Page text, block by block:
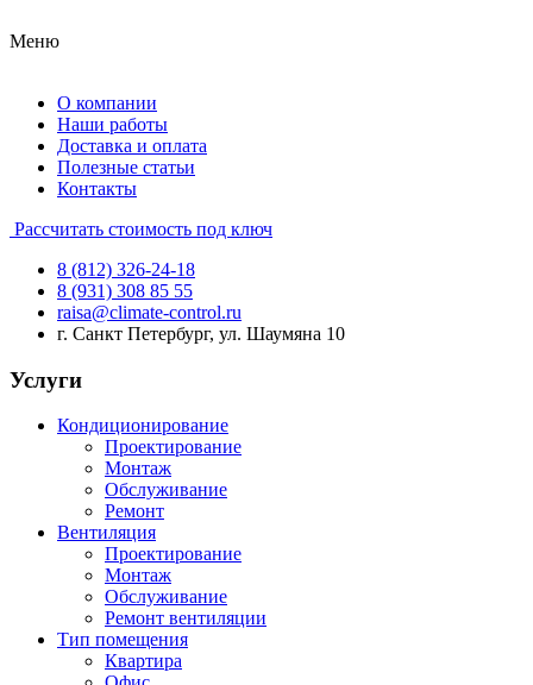
Меню
О компании
Наши работы
Доставка и оплата
Полезные статьи
Контакты
Рассчитать стоимость под ключ
8 (812) 326-24-18
8 (931) 308 85 55
raisa@climate-control.ru
г. Санкт Петербург, ул. Шаумяна 10
Услуги
Кондиционирование
Проектирование
Монтаж
Обслуживание
Ремонт
Вентиляция
Проектирование
Монтаж
Обслуживание
Ремонт вентиляции
Тип помещения
Квартира